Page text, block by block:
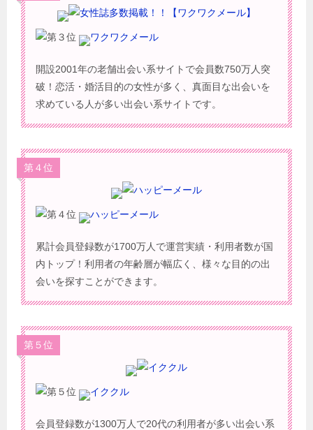
ワクワクメール
開設2001年の老舗出会い系サイトで会員数750万人突
破！恋活・婚活目的の女性が多く、真面目な出会いを
求めている人が多い出会い系サイトです。
第４位
ハッピーメール
累計会員登録数が1700万人で運営実績・利用者数が国
内トップ！利用者の年齢層が幅広く、様々な目的の出
会いを探すことができます。
第５位
イククル
会員登録数が1300万人で20代の利用者が多い出会い系